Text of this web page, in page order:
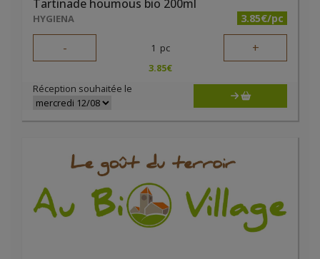
Tartinade houmous bio 200ml
HYGIENA 3.85€/pc
- 1 pc +
3.85€
Réception souhaitée le